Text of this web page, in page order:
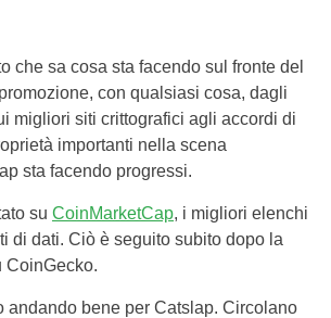
che sa cosa sta facendo sul fronte del
con qualsiasi cosa, dagli
migliori siti crittografici agli accordi di
importanti nella scena
sta facendo progressi.
su CoinMarketCap, i migliori elenchi
di dati. Ciò è seguito subito dopo la
CoinGecko.
andando bene per Catslap. Circolano